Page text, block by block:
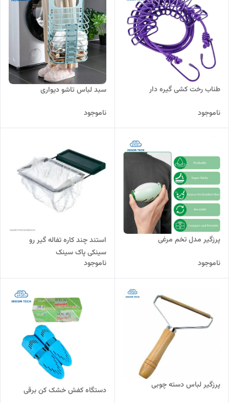
طناب رخت کشی گیره دار
ناموجود
سبد لباس تاشو دیواری
ناموجود
پرزگیر مدل تخم مرغی
ناموجود
استند چند کاره تفاله گیر رو
سینکی پاک سینک
ناموجود
پرزگیر لباس دسته چوبی
دستگاه کفش خشک کن برقی